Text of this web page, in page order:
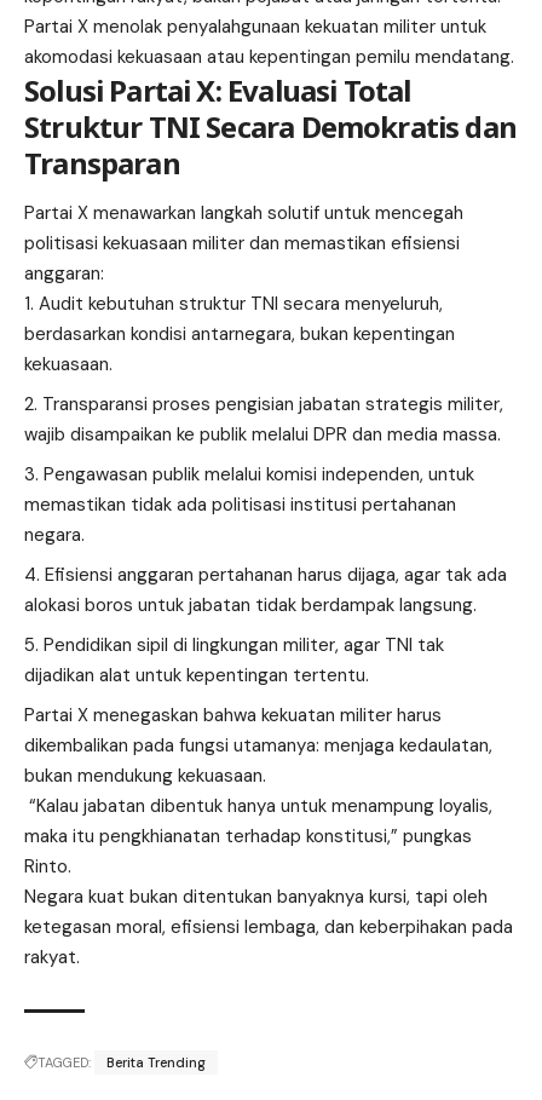
Partai X menolak penyalahgunaan kekuatan militer untuk
akomodasi kekuasaan atau kepentingan pemilu mendatang.
Solusi Partai X: Evaluasi Total
Struktur TNI Secara Demokratis dan
Transparan
Partai X menawarkan langkah solutif untuk mencegah
politisasi kekuasaan militer dan memastikan efisiensi
anggaran:
Audit kebutuhan struktur TNI secara menyeluruh,
berdasarkan kondisi antarnegara, bukan kepentingan
kekuasaan.
Transparansi proses pengisian jabatan strategis militer,
wajib disampaikan ke publik melalui DPR dan media massa.
Pengawasan publik melalui komisi independen, untuk
memastikan tidak ada politisasi institusi pertahanan
negara.
Efisiensi anggaran pertahanan harus dijaga, agar tak ada
alokasi boros untuk jabatan tidak berdampak langsung.
Pendidikan sipil di lingkungan militer, agar TNI tak
dijadikan alat untuk kepentingan tertentu.
Partai X menegaskan bahwa kekuatan militer harus
dikembalikan pada fungsi utamanya: menjaga kedaulatan,
bukan mendukung kekuasaan.
“Kalau jabatan dibentuk hanya untuk menampung loyalis,
maka itu pengkhianatan terhadap konstitusi,” pungkas
Rinto.
Negara kuat bukan ditentukan banyaknya kursi, tapi oleh
ketegasan moral, efisiensi lembaga, dan keberpihakan pada
rakyat.
TAGGED: Berita Trending